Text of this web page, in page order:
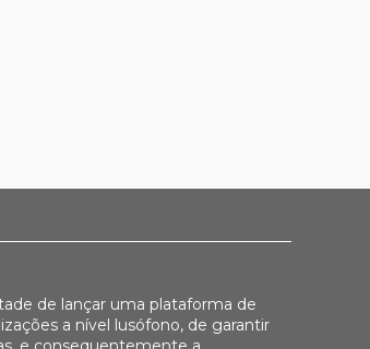
de lançar uma plataforma de
a nível lusófono, de garantir